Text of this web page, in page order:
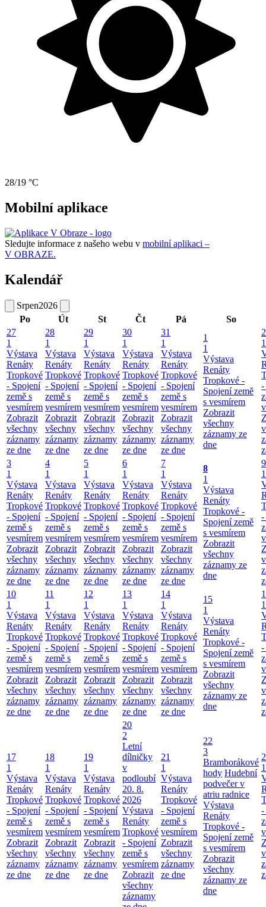
28/19 °C
Mobilní aplikace
Sledujte informace z našeho webu v mobilní aplikaci –
V OBRAZE.
Kalendář
Srpen2026
Po
Út St Čt Pá
So
27
1
Výstava
Renáty
Tropkové
- Spojení
země s
vesmírem
Zobrazit
všechny
záznamy
ze dne
28
1
Výstava
Renáty
Tropkové
- Spojení
země s
vesmírem
Zobrazit
všechny
záznamy
ze dne
29
1
Výstava
Renáty
Tropkové
- Spojení
země s
vesmírem
Zobrazit
všechny
záznamy
ze dne
30
1
Výstava
Renáty
Tropkové
- Spojení
země s
vesmírem
Zobrazit
všechny
záznamy
ze dne
31
1
Výstava
Renáty
Tropkové
- Spojení
země s
vesmírem
Zobrazit
všechny
záznamy
ze dne
1
1
Výstava
Renáty
Tropkové -
Spojení země
s vesmírem
Zobrazit
všechny
záznamy ze
dne
2
1
-
3
1
Výstava
Renáty
Tropkové
- Spojení
země s
vesmírem
Zobrazit
všechny
záznamy
ze dne
4
1
Výstava
Renáty
Tropkové
- Spojení
země s
vesmírem
Zobrazit
všechny
záznamy
ze dne
5
1
Výstava
Renáty
Tropkové
- Spojení
země s
vesmírem
Zobrazit
všechny
záznamy
ze dne
6
1
Výstava
Renáty
Tropkové
- Spojení
země s
vesmírem
Zobrazit
všechny
záznamy
ze dne
7
1
Výstava
Renáty
Tropkové
- Spojení
země s
vesmírem
Zobrazit
všechny
záznamy
ze dne
8
1
Výstava
Renáty
Tropkové -
Spojení země
s vesmírem
Zobrazit
všechny
záznamy ze
dne
9
1
-
10
1
Výstava
Renáty
Tropkové
- Spojení
země s
vesmírem
Zobrazit
všechny
záznamy
ze dne
11
1
Výstava
Renáty
Tropkové
- Spojení
země s
vesmírem
Zobrazit
všechny
záznamy
ze dne
12
1
Výstava
Renáty
Tropkové
- Spojení
země s
vesmírem
Zobrazit
všechny
záznamy
ze dne
13
1
Výstava
Renáty
Tropkové
- Spojení
země s
vesmírem
Zobrazit
všechny
záznamy
ze dne
14
1
Výstava
Renáty
Tropkové
- Spojení
země s
vesmírem
Zobrazit
všechny
záznamy
ze dne
15
1
Výstava
Renáty
Tropkové -
Spojení země
s vesmírem
Zobrazit
všechny
záznamy ze
dne
1
-
17
1
Výstava
Renáty
Tropkové
- Spojení
země s
vesmírem
Zobrazit
všechny
záznamy
ze dne
18
1
Výstava
Renáty
Tropkové
- Spojení
země s
vesmírem
Zobrazit
všechny
záznamy
ze dne
19
1
Výstava
Renáty
Tropkové
- Spojení
země s
vesmírem
Zobrazit
všechny
záznamy
ze dne
20
2
Letní
dílničky
v
podloubí
20. 8.
2026
Výstava
Renáty
Tropkové
- Spojení
země s
vesmírem
Zobrazit
všechny
záznamy
21
1
Výstava
Renáty
Tropkové
- Spojení
země s
vesmírem
Zobrazit
všechny
záznamy
ze dne
22
3
Bramborákové
hody Hudební
podvečer v
atriu radnice
Výstava
Renáty
Tropkové -
Spojení země
s vesmírem
Zobrazit
všechny
záznamy ze
dne
1
-